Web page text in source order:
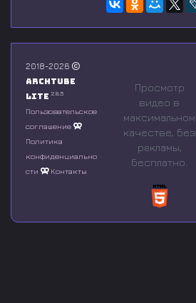
n
o
f
0
s
o
n
d
2018-2026
Archtube
Lite 2.8.5
Пользовательское
соглашение
Политика
конфиденциально
сти
Контакты
Просмотр
видео в
максимальном
качестве, без
рeкламы,
бесплатно.